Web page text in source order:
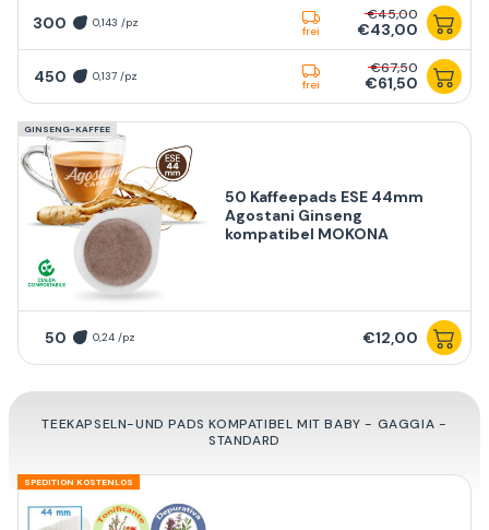
300 0,143 /pz
frei
€45,00
€43,00
450 0,137 /pz
frei
€67,50
€61,50
GINSENG-KAFFEE
50 Kaffeepads ESE 44mm
Agostani Ginseng
kompatibel MOKONA
50 0,24 /pz €12,00
TEEKAPSELN-UND PADS KOMPATIBEL MIT BABY - GAGGIA -
STANDARD
SPEDITION KOSTENLOS